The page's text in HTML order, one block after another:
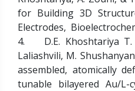
for Building 3D
Electrodes,
4. D.E. Khoshtariya T.
Laliashvili, M.
assembled, atomically
tunable bilayered Au/L-